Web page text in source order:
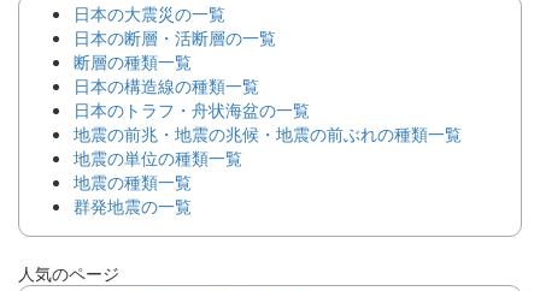
日本の大震災の一覧
日本の断層・活断層の一覧
断層の種類一覧
日本の構造線の種類一覧
日本のトラフ・舟状海盆の一覧
地震の前兆・地震の兆候・地震の前ぶれの種類一覧
地震の単位の種類一覧
地震の種類一覧
群発地震の一覧
人気のページ